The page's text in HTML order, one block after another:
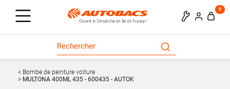
0
Bombe de peinture voiture
MULTONA 400ML 435 - 600435 - AUTOK